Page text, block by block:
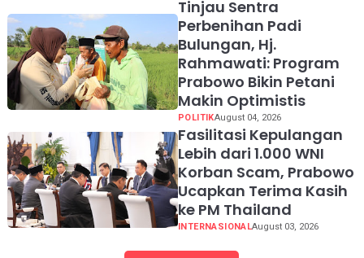
Tinjau Sentra
Perbenihan Padi
Bulungan, Hj.
Rahmawati: Program
Prabowo Bikin Petani
Makin Optimistis
POLITIKAugust 04, 2026
Fasilitasi Kepulangan
Lebih dari 1.000 WNI
Korban Scam, Prabowo
Ucapkan Terima Kasih
ke PM Thailand
INTERNASIONALAugust 03, 2026